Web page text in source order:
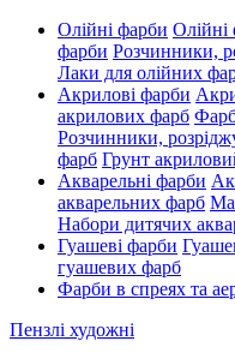
Олійні фарби
фарби Розчинники,
Лаки для олійних
Акрилові фарби
акрилових фарб
Розчинники,
фарб Грунт
Акварельні фарби
акварельних фарб
Набори дитячих
Гуашеві фарби
гуашевих фарб
Фарби в спреях та
Пензлі художні